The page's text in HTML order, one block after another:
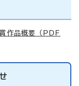
作品概要 （PDF